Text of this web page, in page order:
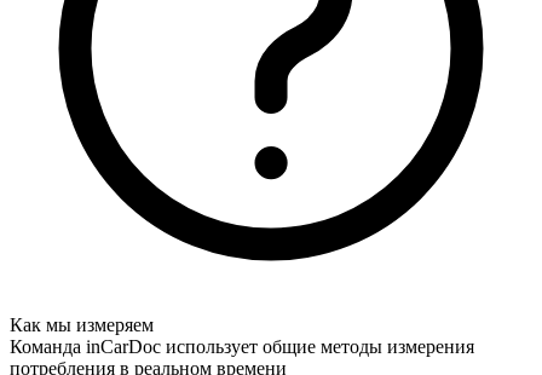
Как мы измеряем
Команда inCarDoc использует общие методы измерения
потребления в реальном времени